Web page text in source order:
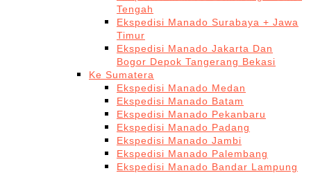
Tengah
Ekspedisi Manado Surabaya + Jawa
Timur
Ekspedisi Manado Jakarta Dan
Bogor Depok Tangerang Bekasi
Ke Sumatera
Ekspedisi Manado Medan
Ekspedisi Manado Batam
Ekspedisi Manado Pekanbaru
Ekspedisi Manado Padang
Ekspedisi Manado Jambi
Ekspedisi Manado Palembang
Ekspedisi Manado Bandar Lampung